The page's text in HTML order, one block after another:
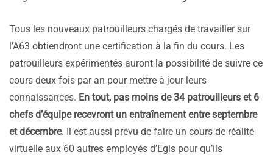
Tous les nouveaux patrouilleurs chargés de travailler sur
l’A63 obtiendront une certification à la fin du cours. Les
patrouilleurs expérimentés auront la possibilité de suivre ce
cours deux fois par an pour mettre à jour leurs
connaissances. En tout, pas moins de 34 patrouilleurs et 6
chefs d’équipe recevront un entraînement entre septembre
et décembre. Il est aussi prévu de faire un cours de réalité
virtuelle aux 60 autres employés d’Egis pour qu’ils